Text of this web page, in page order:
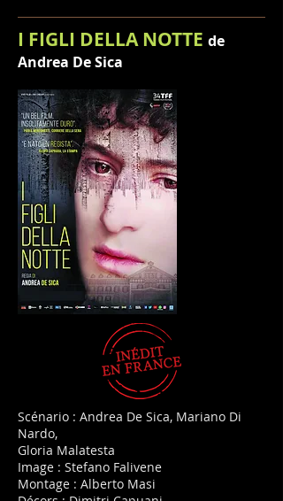
I FIGLI DELLA NOTTE de
Andrea De Sica
Scénario : Andrea De Sica, Mariano Di
Nardo,
Gloria Malatesta
Image : Stefano Falivene
Montage : Alberto Masi